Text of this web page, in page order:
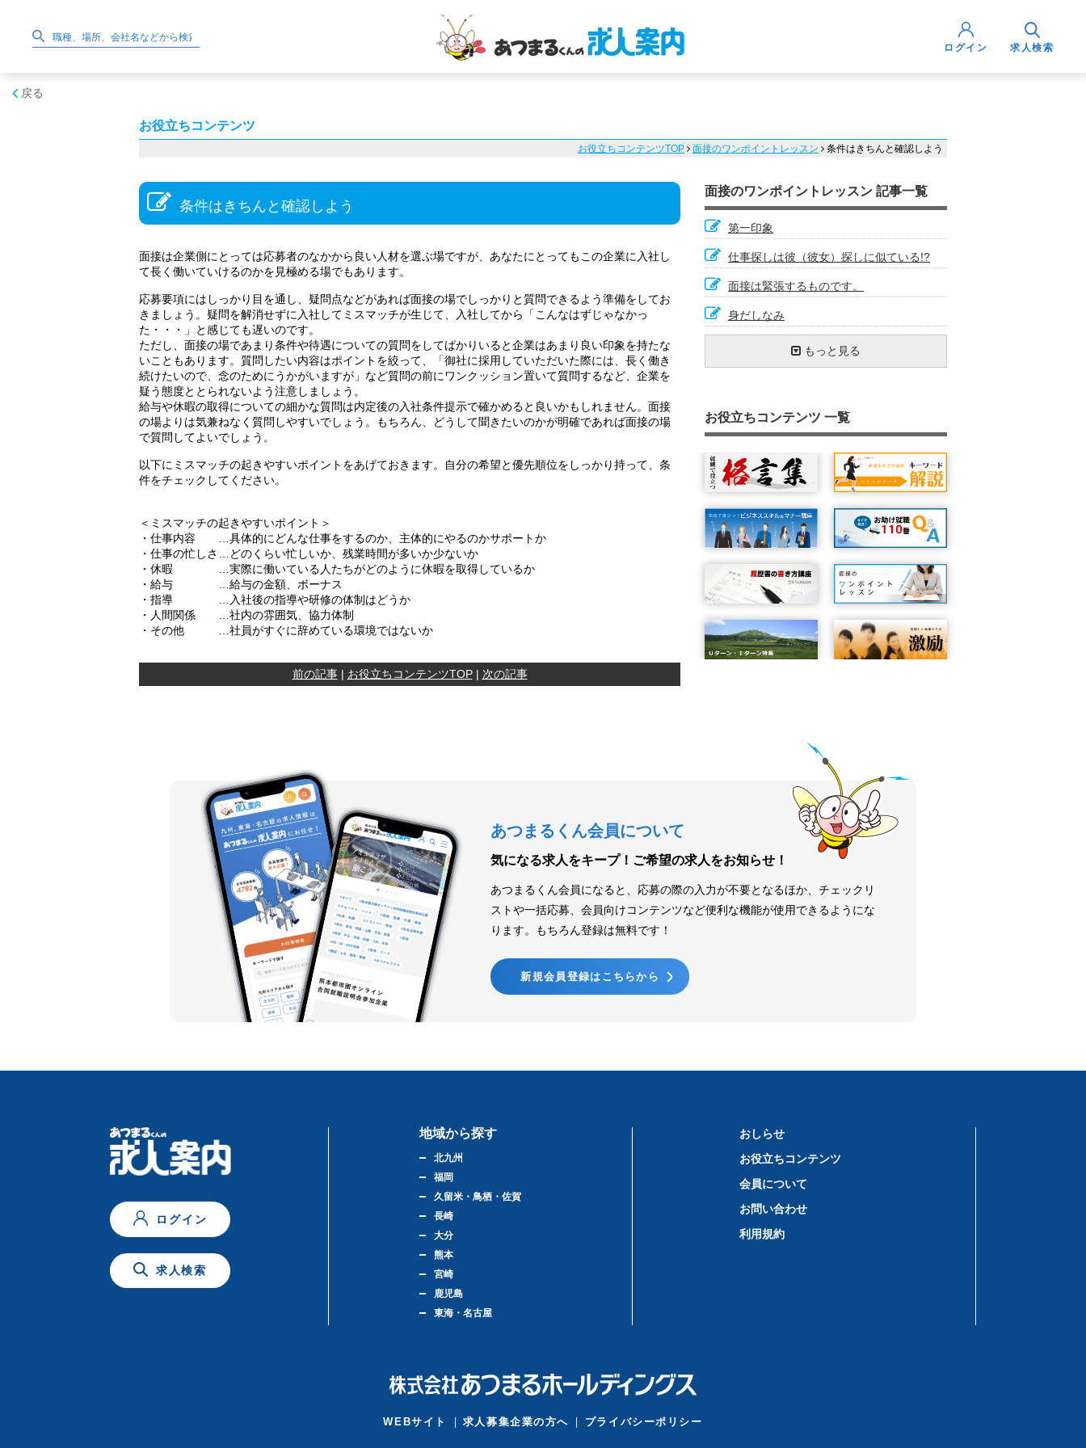
ログイン 求人検索
戻る
お役立ちコンテンツ
お役立ちコンテンツTOP 面接のワンポイントレッスン 条件はきちんと確認しよう
条件はきちんと確認しよう
面接は企業側にとっては応募者のなかから良い人材を選ぶ場ですが、あなたにとってもこの企業に入社し
て長く働いていけるのかを見極める場でもあります。
応募要項にはしっかり目を通し、疑問点などがあれば面接の場でしっかりと質問できるよう準備をしてお
きましょう。疑問を解消せずに入社してミスマッチが生じて、入社してから「こんなはずじゃなかっ
た・・・」と感じても遅いのです。
ただし、面接の場であまり条件や待遇についての質問をしてばかりいると企業はあまり良い印象を持たな
いこともあります。質問したい内容はポイントを絞って、「御社に採用していただいた際には、長く働き
続けたいので、念のためにうかがいますが」など質問の前にワンクッション置いて質問するなど、企業を
疑う態度ととられないよう注意しましょう。
給与や休暇の取得についての細かな質問は内定後の入社条件提示で確かめると良いかもしれません。面接
の場よりは気兼ねなく質問しやすいでしょう。もちろん、どうして聞きたいのかが明確であれば面接の場
で質問してよいでしょう。
以下にミスマッチの起きやすいポイントをあげておきます。自分の希望と優先順位をしっかり持って、条
件をチェックしてください。
＜ミスマッチの起きやすいポイント＞
・仕事内容 …具体的にどんな仕事をするのか、主体的にやるのかサポートか
・仕事の忙しさ…どのくらい忙しいか、残業時間が多いか少ないか
・休暇 …実際に働いている人たちがどのように休暇を取得しているか
・給与 …給与の金額、ボーナス
・指導 …入社後の指導や研修の体制はどうか
・人間関係 …社内の雰囲気、協力体制
・その他 …社員がすぐに辞めている環境ではないか
前の記事| お役立ちコンテンツTOP| 次の記事
面接のワンポイントレッスン 記事一覧
第一印象
仕事探しは彼（彼女）探しに似ている!?
面接は緊張するものです。
身だしなみ
面接前日の用意（１）持ち物チェック
ーンを知ろう
面接への準備と心構え（３）：面接直前に
確認すること
面接に臨む上での心構え
面接のポイント：自分の良いところ、悪い
面接の受け答え方について①
面接の受け答え方について②
不採用の場合の心構え
集団面接
面接官の考え方を探る①
面接マナー 総まとめ②
面接マナー 総まとめ③
面接の意味を考えよう！
ちょっと困った質問をされたら
会話のキャッチボールを楽しもう！
面接の下見に行こう！
将来の自分をイメージしよう！
面接で緊張しないために
自己啓発に取り組んでいますか
面接時の髪型について
ネガティブ発言での回答はやめよう
くせはくせもの
目線で印象は変わる
面接の流れをイメージしよう！
面接官に合わせたアピールを
「アイコンタクト」していますか？
天職はつくり出すもの
受け答えはパス回しが大事！
平常心を保つ
面接前の持ち物チェック
募集要項をよく読もう！
緊急事態！もしも遅刻してしまったら
最近関心のあるニュースは何ですか？
れたら
面接内容はメモしておこう
自分の言葉で答えよう
経営理念の確認
いじわるな質問をされた時の対処方法
待ち時間、退出後も見られている！？
体調を整える
条件はきちんと確認しよう
思いを伝える！熱意を伝える！
質問したことに答えていますか？
簡潔でわかりやすい説明を心がけよう
面接時の服装はどうするか
結論は最初に言う
頭の中が真っ白になってしまったら
面接の前の電話対応にも細心の注意を
面接はプラス思考で
話し上手より、聞き上手！？
明るい笑顔でハキハキしよう
もっと見る
お役立ちコンテンツ 一覧
あつまるくん会員について
気になる求人をキープ！ ご希望の求人をお知らせ！
あつまるくん会員になると、応募の際の入力が不要となるほか、チェックリ
ストや一括応募、会員向けコンテンツなど便利な機能が使用できるようにな
ります。もちろん登録は無料です！
新規会員登録はこちらから
ログイン
求人検索
地域から探す
北九州
福岡
久留米・鳥栖・佐賀
長崎
大分
熊本
宮崎
鹿児島
東海・名古屋
おしらせ
お役立ちコンテンツ
会員について
お問い合わせ
利用規約
WEBサイト 求人募集企業の方へ プライバシーポリシー